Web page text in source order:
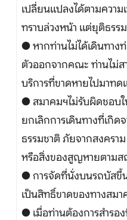
เปลี่ยนแปลงได้ตามความ
ทราบล่วงหน้า แต่ยุติธรร
● หากท่านไม่ได้เดินทา
ตัวออกจากคณะ ท่านไม่ส
บริการที่ขาดหายไปมาทด
● สมาคมฯไม่รับผิดชอบใ
ยกเลิกการเดินทางที่เกิด
ธรรมชาติ ภัยจากสงครา
หรือสิ่งของสูญหายตามส
● การจัดที่นั่งบนรถบัสขึ้
เป็นสิทธิ์ขาดของทางสมา
● เมื่อท่านต้องการสำรอ